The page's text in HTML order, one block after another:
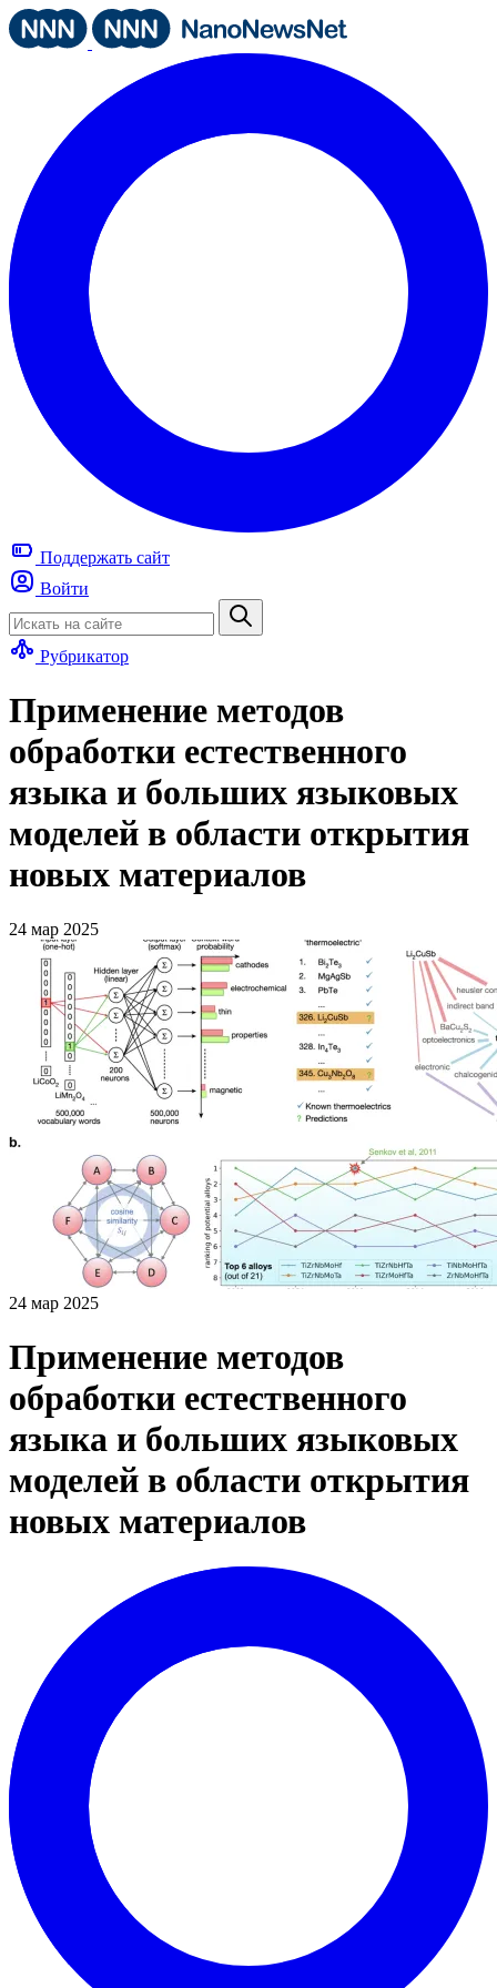
Поддержать сайт
Войти
Рубрикатор
Применение методов
обработки естественного
языка и больших языковых
моделей в области открытия
новых материалов
24 мар 2025
24 мар 2025
Применение методов
обработки естественного
языка и больших языковых
моделей в области открытия
новых материалов